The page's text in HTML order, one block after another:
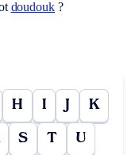
doudouk ?
H I J K
S T U